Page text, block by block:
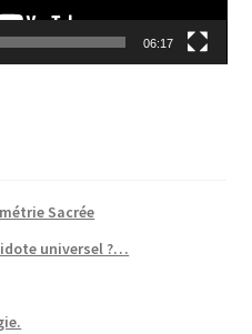
06:17
Sacrée
universel ?…